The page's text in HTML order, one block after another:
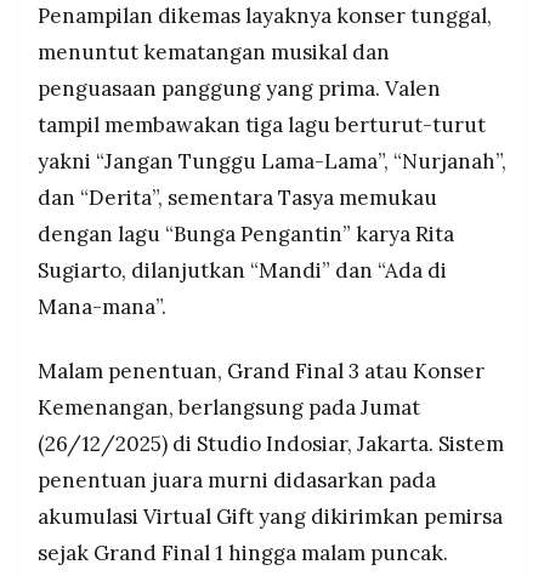
Penampilan dikemas layaknya konser tunggal,
menuntut kematangan musikal dan
penguasaan panggung yang prima. Valen
tampil membawakan tiga lagu berturut-turut
yakni “Jangan Tunggu Lama-Lama”, “Nurjanah”,
dan “Derita”, sementara Tasya memukau
dengan lagu “Bunga Pengantin” karya Rita
Sugiarto, dilanjutkan “Mandi” dan “Ada di
Mana-mana”.
Malam penentuan, Grand Final 3 atau Konser
Kemenangan, berlangsung pada Jumat
(26/12/2025) di Studio Indosiar, Jakarta. Sistem
penentuan juara murni didasarkan pada
akumulasi Virtual Gift yang dikirimkan pemirsa
sejak Grand Final 1 hingga malam puncak.